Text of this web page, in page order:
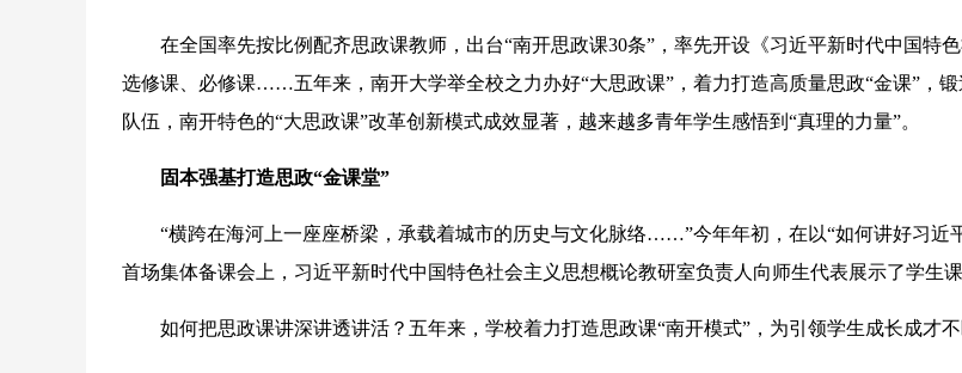
在全国率先按比例配齐思政课教师，出台“南开思政课30条”，率先开设《习近平新时代中国特色
选修课、必修课……五年来，南开大学举全校之力办好“大思政课”，着力打造高质量思政“金课”，
队伍，南开特色的“大思政课”改革创新模式成效显著，越来越多青年学生感悟到“真理的力量”。
固本强基打造思政“金课堂”
“横跨在海河上一座座桥梁，承载着城市的历史与文化脉络……”今年年初，在以“如何讲好习近
首场集体备课会上，习近平新时代中国特色社会主义思想概论教研室负责人向师生代表展示了学生课
如何把思政课讲深讲透讲活？五年来，学校着力打造思政课“南开模式”，为引领学生成长成才不